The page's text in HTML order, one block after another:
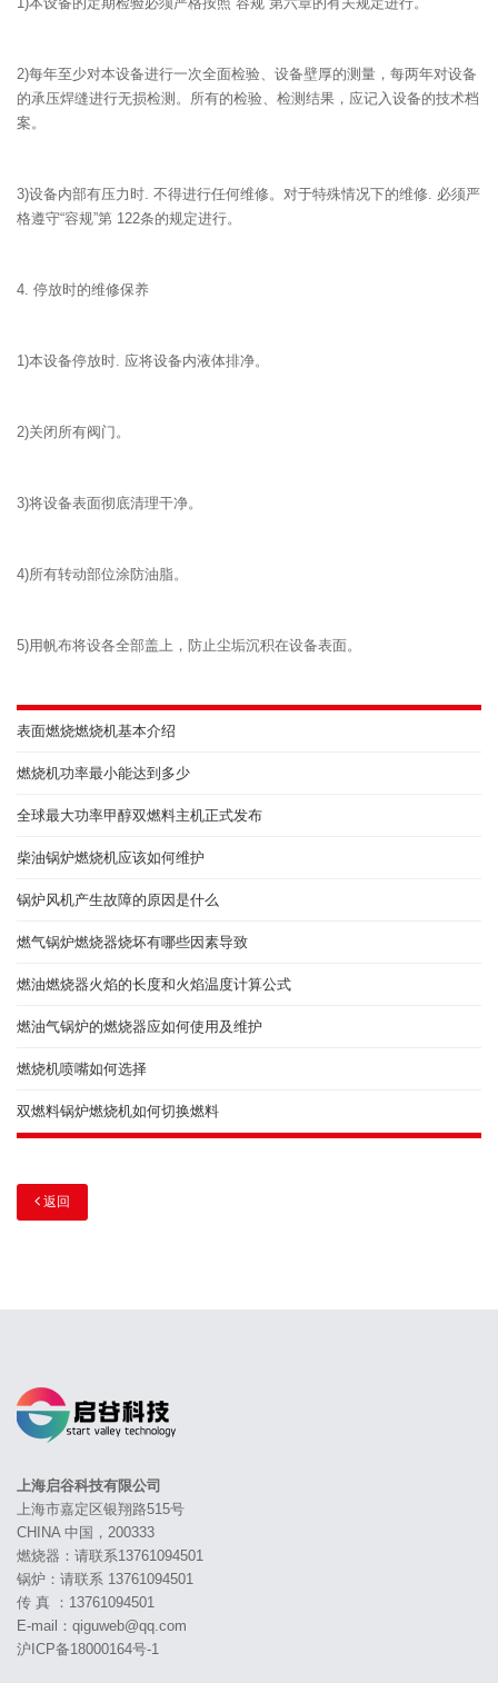
2)每年至少对本设备进行一次全面检验、设备壁厚的测量，每两年对设备
的承压焊缝进行无损检测。所有的检验、检测结果，应记入设备的技术档
案。
3)设备内部有压力时. 不得进行任何维修。对于特殊情况下的维修. 必须严
格遵守“容规”第 122条的规定进行。
4. 停放时的维修保养
1)本设备停放时. 应将设备内液体排净。
2)关闭所有阀门。
3)将设备表面彻底清理干净。
4)所有转动部位涂防油脂。
5)用帆布将设各全部盖上，防止尘垢沉积在设备表面。
表面燃烧燃烧机基本介绍
燃烧机功率最小能达到多少
全球最大功率甲醇双燃料主机正式发布
柴油锅炉燃烧机应该如何维护
锅炉风机产生故障的原因是什么
燃气锅炉燃烧器烧坏有哪些因素导致
燃油燃烧器火焰的长度和火焰温度计算公式
燃油气锅炉的燃烧器应如何使用及维护
燃烧机喷嘴如何选择
双燃料锅炉燃烧机如何切换燃料
返回
上海启谷科技有限公司
上海市嘉定区银翔路515号
CHINA 中国，200333
燃烧器：请联系13761094501
锅炉：请联系 13761094501
传 真 ：13761094501
E-mail：qiguweb@qq.com
沪ICP备18000164号-1